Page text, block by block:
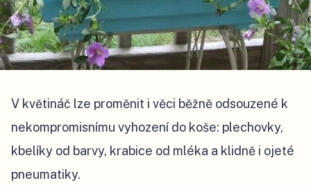
V květináč lze proměnit i věci běžně odsouzené k
nekompromisnímu vyhození do koše: plechovky,
kbelíky od barvy, krabice od mléka a klidně i ojeté
pneumatiky.